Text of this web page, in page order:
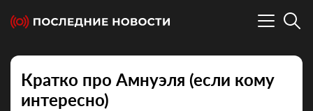
Кратко про Амнуэля (если кому
интересно)